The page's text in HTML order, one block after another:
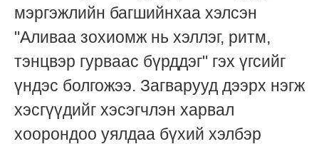
мэргэжлийн багшийнхаа хэлсэн
"Аливаа зохиомж нь хэллэг, ритм,
тэнцвэр гурваас бүрддэг" гэх үгсийг
үндэс болгожээ. Загварууд дээрх нэгж
хэсгүүдийг хэсэгчлэн харвал
хоорондоо уялдаа бүхий хэлбэр